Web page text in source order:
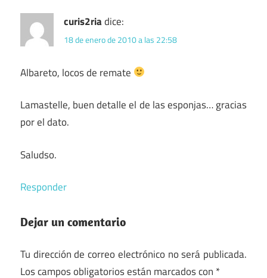
curis2riadice:
18 de enero de 2010 a las 22:58
Albareto, locos de remate
Lamastelle, buen detalle el de las esponjas… gracias
por el dato.
Saludso.
Responder
Dejar un comentario
Tu dirección de correo electrónico no será publicada.
Los campos obligatorios están marcados con *